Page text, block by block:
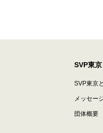
SVP東京
SVP東京
メッセー
団体概要